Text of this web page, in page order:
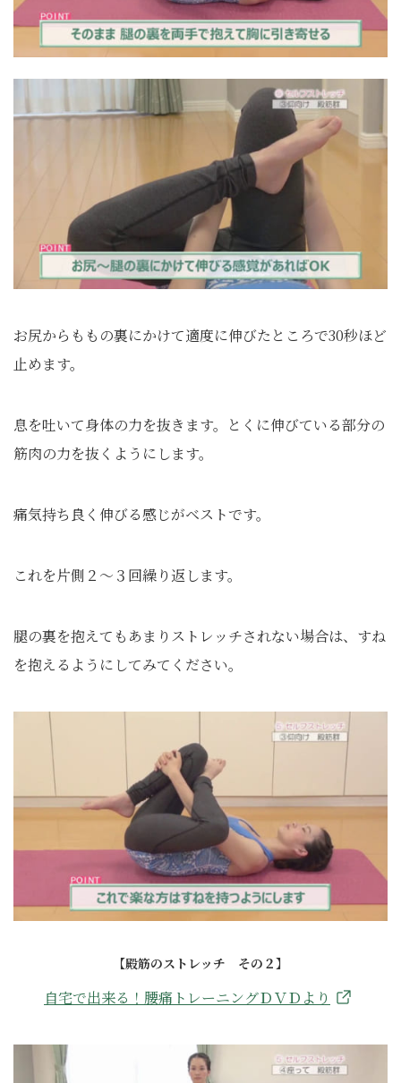
お尻からももの裏にかけて適度に伸びたところで30秒ほど
止めます。
息を吐いて身体の力を抜きます。とくに伸びている部分の
筋肉の力を抜くようにします。
痛気持ち良く伸びる感じがベストです。
これを片側２～３回繰り返します。
腿の裏を抱えてもあまりストレッチされない場合は、すね
を抱えるようにしてみてください。
【殿筋のストレッチ その２】
自宅で出来る！腰痛トレーニングＤＶＤより